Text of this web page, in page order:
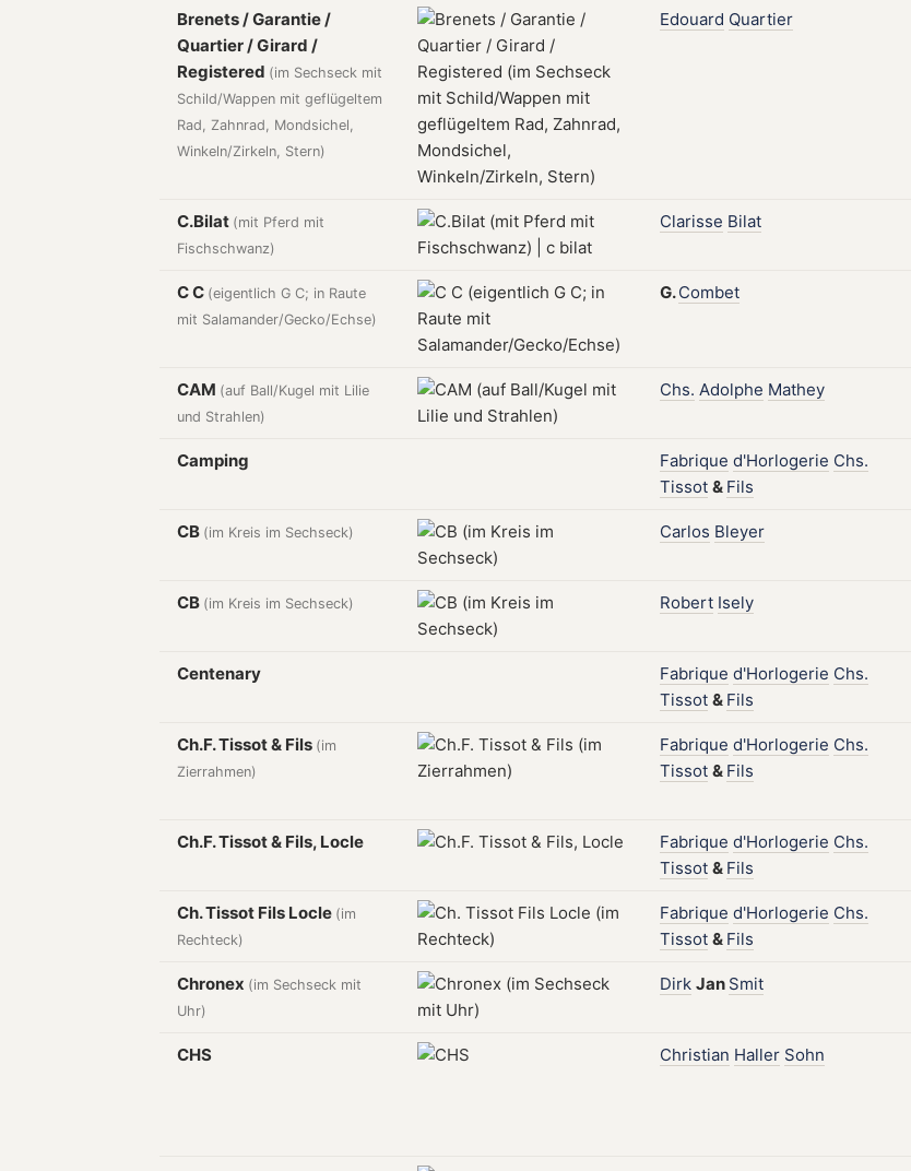
Brenets / Garantie /
Quartier / Girard /
Registered (im Sechseck mit
Schild/Wappen mit geflügeltem
Rad, Zahnrad, Mondsichel,
Winkeln/Zirkeln, Stern)
Edouard Quartier
C.Bilat (mit Pferd mit
Fischschwanz)
Clarisse Bilat
C C (eigentlich G C; in Raute
mit Salamander/Gecko/Echse)
G.Combet
CAM (auf Ball/Kugel mit Lilie
und Strahlen)
Chs. Adolphe Mathey
Camping Fabrique d'Horlogerie Chs.
Tissot & Fils
CB (im Kreis im Sechseck) Carlos Bleyer
CB (im Kreis im Sechseck) Robert Isely
Centenary Fabrique d'Horlogerie Chs.
Tissot & Fils
Ch.F. Tissot & Fils (im
Zierrahmen)
Fabrique d'Horlogerie Chs.
Tissot & Fils
Ch.F. Tissot & Fils, Locle Fabrique d'Horlogerie Chs.
Tissot & Fils
Ch. Tissot Fils Locle (im
Rechteck)
Fabrique d'Horlogerie Chs.
Tissot & Fils
Chronex (im Sechseck mit
Uhr)
Dirk Jan Smit
CHS Christian Haller Sohn